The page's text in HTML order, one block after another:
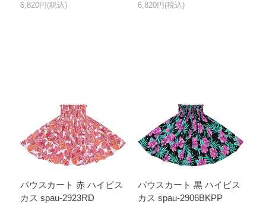
6,820円(税込) 6,820円(税込)
パウスカート 赤 ハイビス
カス spau-2923RD
パウスカート 黒 ハイビス
カス spau-2906BKPP